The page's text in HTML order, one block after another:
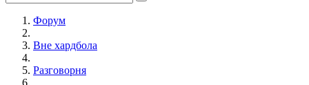
Форум
Вне хардбола
Разговорня